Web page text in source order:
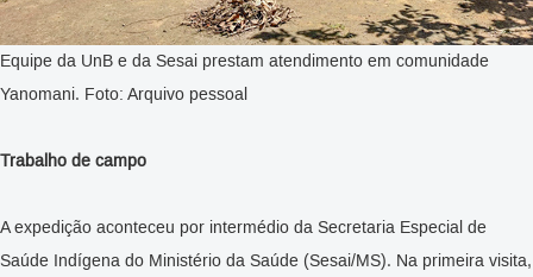
Equipe da UnB e da Sesai prestam atendimento em comunidade
Yanomani. Foto: Arquivo pessoal
Trabalho de campo
A expedição aconteceu por intermédio da Secretaria Especial de
Saúde Indígena do Ministério da Saúde (Sesai/MS). Na primeira visita,